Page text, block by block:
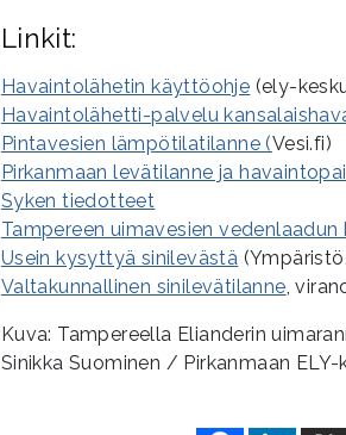
Linkit:
Havaintolähetin käyttöohje (ely-
Havaintolähetti-palvelu
Pintavesien lämpötilatilanne (Vesi.fi)
Pirkanmaan levätilanne ja
Syken tiedotteet
Tampereen uimavesien
Usein kysyttyä sinilevästä
Valtakunnallinen sinilevätilanne,
Kuva: Tampereella Elianderin
Sinikka Suominen / Pirkanmaan ELY-